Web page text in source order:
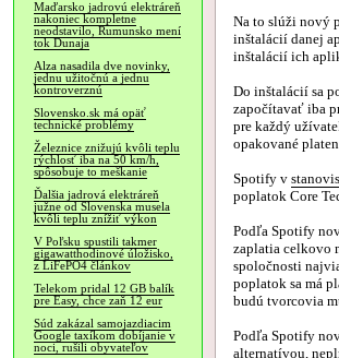
Maďarsko jadrovú elektráreň
nakoniec kompletne
neodstavilo, Rumunsko mení
tok Dunaja
Alza nasadila dve novinky,
jednu užitočnú a jednu
kontroverznú
Slovensko.sk má opäť
technické problémy
Železnice znižujú kvôli teplu
rýchlosť iba na 50 km/h,
spôsobuje to meškanie
Ďalšia jadrová elektráreň
južne od Slovenska musela
kvôli teplu znížiť výkon
V Poľsku spustili takmer
gigawatthodinové úložisko,
z LiFePO4 článkov
Telekom pridal 12 GB balík
pre Easy, chce zaň 12 eur
Súd zakázal samojazdiacim
Google taxíkom dobíjanie v
noci, rušili obyvateľov
Na to slúži nový
inštalácií danej
inštalácií ich
Do inštalácií sa
započítavať iba
pre každý
opakované
Spotify v
poplatok Core
Podľa Spotify
zaplatia celkovo
spoločnosti
poplatok sa má
budú tvorcovia
Podľa Spotify
alternatívou,